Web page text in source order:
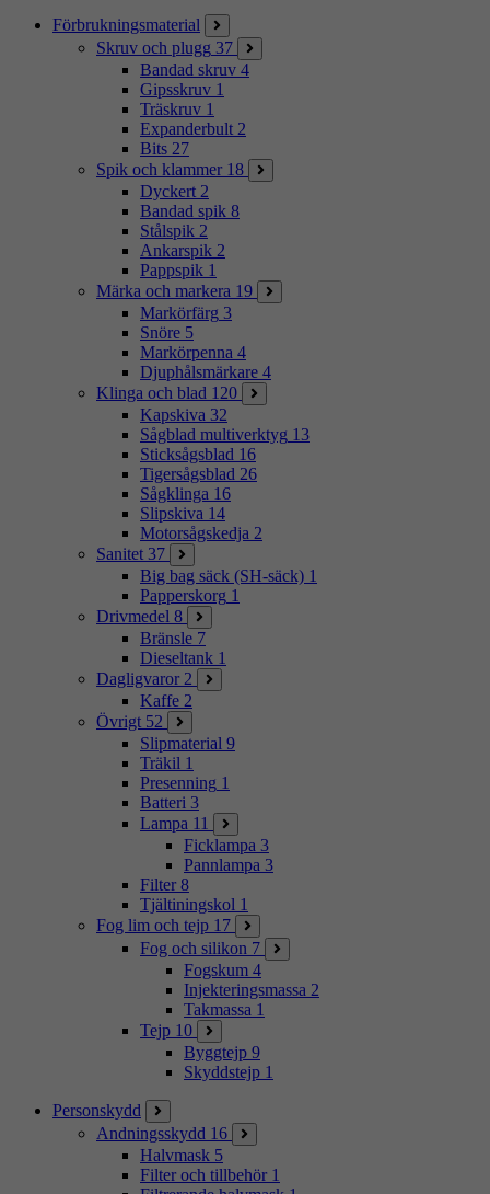
Förbrukningsmaterial
Skruv och plugg 37
Bandad skruv 4
Gipsskruv 1
Träskruv 1
Expanderbult 2
Bits 27
Spik och klammer 18
Dyckert 2
Bandad spik 8
Stålspik 2
Ankarspik 2
Pappspik 1
Märka och markera 19
Markörfärg 3
Snöre 5
Markörpenna 4
Djuphålsmärkare 4
Klinga och blad 120
Kapskiva 32
Sågblad multiverktyg 13
Sticksågsblad 16
Tigersågsblad 26
Sågklinga 16
Slipskiva 14
Motorsågskedja 2
Sanitet 37
Big bag säck (SH-säck) 1
Papperskorg 1
Drivmedel 8
Bränsle 7
Dieseltank 1
Dagligvaror 2
Kaffe 2
Övrigt 52
Slipmaterial 9
Träkil 1
Presenning 1
Batteri 3
Lampa 11
Ficklampa 3
Pannlampa 3
Filter 8
Tjältiningskol 1
Fog lim och tejp 17
Fog och silikon 7
Fogskum 4
Injekteringsmassa 2
Takmassa 1
Tejp 10
Byggtejp 9
Skyddstejp 1
Personskydd
Andningsskydd 16
Halvmask 5
Filter och tillbehör 1